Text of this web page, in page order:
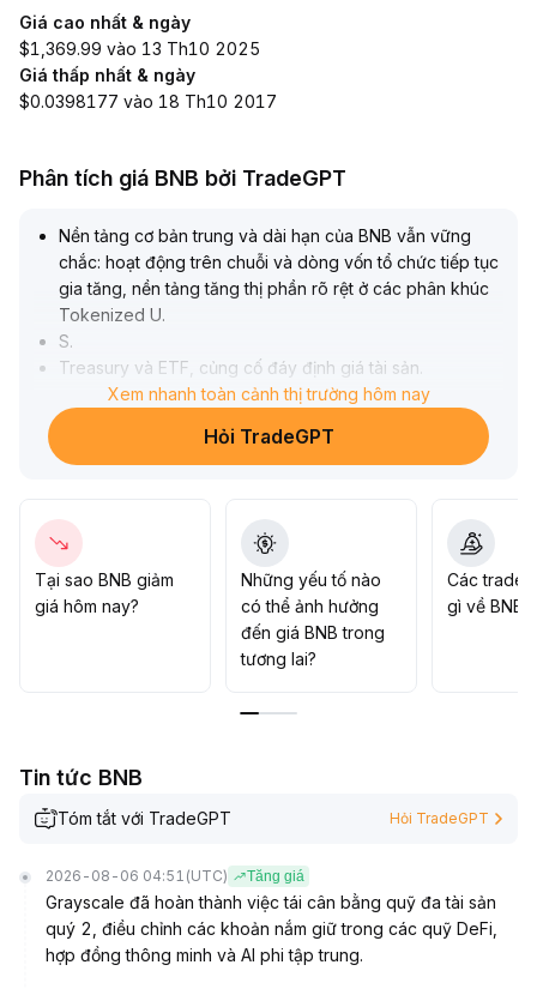
Giá cao nhất & ngày
$1,369.99 vào 13 Th10 2025
Giá thấp nhất & ngày
$0.0398177 vào 18 Th10 2017
Phân tích giá BNB bởi TradeGPT
Nền tảng cơ bản trung và dài hạn của BNB vẫn vững
chắc: hoạt động trên chuỗi và dòng vốn tổ chức tiếp tục
gia tăng, nền tảng tăng thị phần rõ rệt ở các phân khúc
Tokenized U.
S.
Treasury và ETF, củng cố đáy định giá tài sản
Về mặt kỹ thuật, nếu giá bứt phá hiệu quả qua mốc
602,7 (đường MA 100 ngày) và giữ vững, có thể tiếp
tục hướng đến mức 616; ngược lại, khả năng sẽ kiểm tra
bẩy tài trợ tăng, nên chú ý diễn biến cảm xúc vĩ mô thị
trường và các yếu tố thanh khoản ngắn hạn
Khuyến nghị mua vào dần khi giá giảm về vùng trung
tâm, cắt lỗ nghiêm ngặt và tập trung theo dõi tín hiệu
bùng nổ giao dịch ở vùng 600-616 .
Xem nhanh toàn cảnh thị trường hôm nay
Hỏi TradeGPT
Tại sao BNB giảm
giá hôm nay?
Những yếu tố nào
có thể ảnh hưởng
đến giá BNB trong
tương lai?
Các trader
gì về BNB?
Tin tức BNB
Tóm tắt với TradeGPT Hỏi TradeGPT
2026-08-06 04:51 (UTC) Tăng giá
Grayscale đã hoàn thành việc tái cân bằng quỹ đa tài sản
quý 2, điều chỉnh các khoản nắm giữ trong các quỹ DeFi,
hợp đồng thông minh và AI phi tập trung.